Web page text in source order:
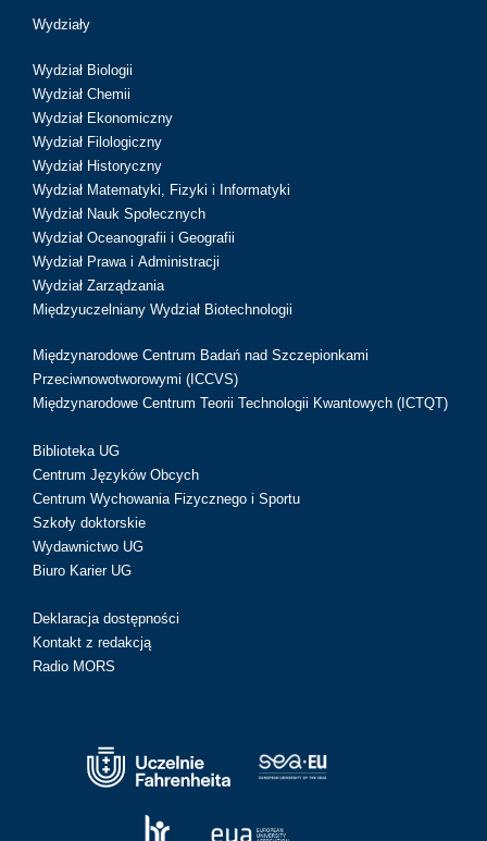
Wydziały
Wydział Biologii
Wydział Chemii
Wydział Ekonomiczny
Wydział Filologiczny
Wydział Historyczny
Wydział Matematyki, Fizyki i Informatyki
Wydział Nauk Społecznych
Wydział Oceanografii i Geografii
Wydział Prawa i Administracji
Wydział Zarządzania
Międzyuczelniany Wydział Biotechnologii
Międzynarodowe Centrum Badań nad Szczepionkami
Przeciwnowotworowymi (ICCVS)
Międzynarodowe Centrum Teorii Technologii Kwantowych (ICTQT)
Biblioteka UG
Centrum Języków Obcych
Centrum Wychowania Fizycznego i Sportu
Szkoły doktorskie
Wydawnictwo UG
Biuro Karier UG
Deklaracja dostępności
Kontakt z redakcją
Radio MORS